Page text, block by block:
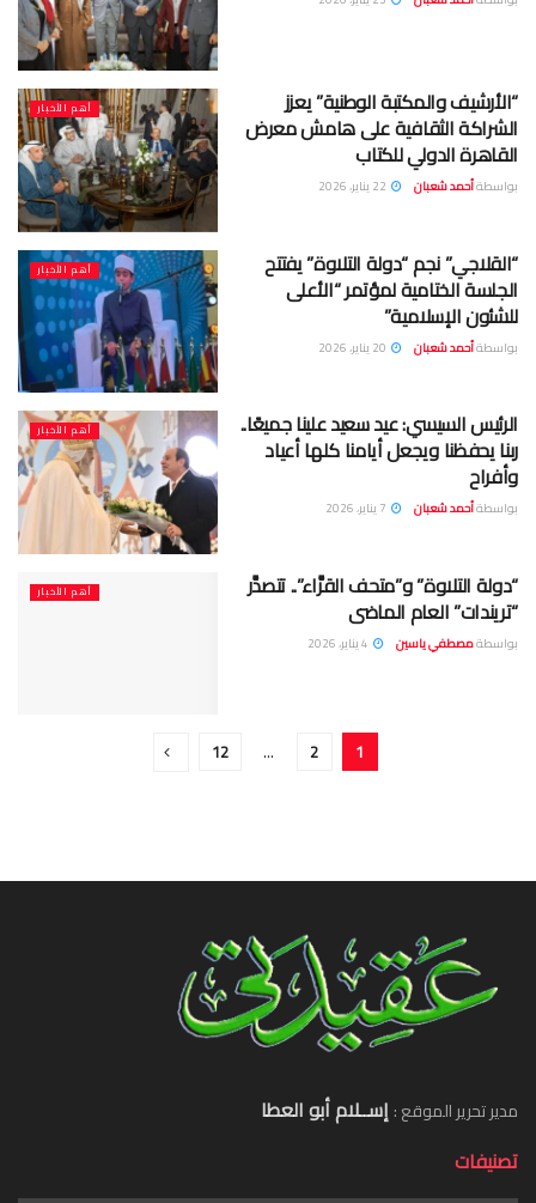
أهم الأخبار “الأرشيف والمكتبة الوطنية” يعزز
الشراكة الثقافية على هامش معرض
القاهرة الدولي للكتاب
بواسطةأحمد شعبان
أهم الأخبار “القلاجي” نجم “دولة التلاوة” يفتتح
الجلسة الختامية لمؤتمر “الأعلى
للشئون الإسلامية”
بواسطةأحمد شعبان
أهم الأخبار الرئيس السيسي: عيد سعيد علينا جميعًا..
ربنا يحفظنا ويجعل أيامنا كلها أعياد
وأفراح
بواسطةأحمد شعبان
أهم الأخبار “دولة التلاوة” و”متحف القرَّاء”.. تتصدَّر
“تريندات” العام الماضى
بواسطةمصطفي ياسين
1
2
…
12
مدير تحرير الموقع :إســلام أبو العطا
تصنيفات